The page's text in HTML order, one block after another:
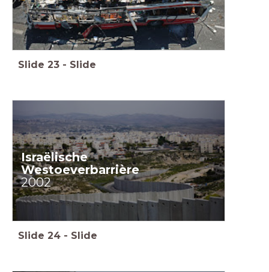
Slide 23 - Slide
Israëlische
Westoeverbarrière
2002
Slide 24 - Slide